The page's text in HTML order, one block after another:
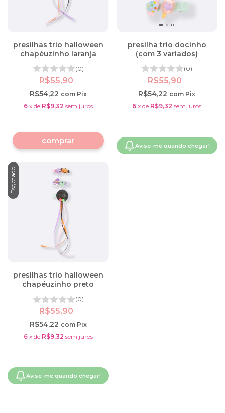
presilhas trio halloween
chapéuzinho laranja
(0)
R$55,90
R$54,22 com Pix
6 x de R$9,32 sem juros
presilha trio docinho
(com 3 variados)
(0)
R$55,90
R$54,22 com Pix
6 xde R$9,32 sem juros
Avise-me quando chegar!
Esgotado
presilhas trio halloween
chapéuzinho preto
(0)
R$55,90
R$54,22 com Pix
6 x de R$9,32 sem juros
Avise-me quando chegar!